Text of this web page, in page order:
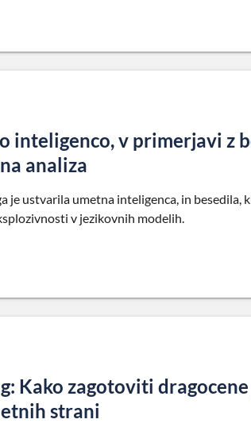
inteligenco, v primerjavi z
analiza
je ustvarila umetna inteligenca, in besedila,
v jezikovnih modelih.
Kako zagotoviti
strani